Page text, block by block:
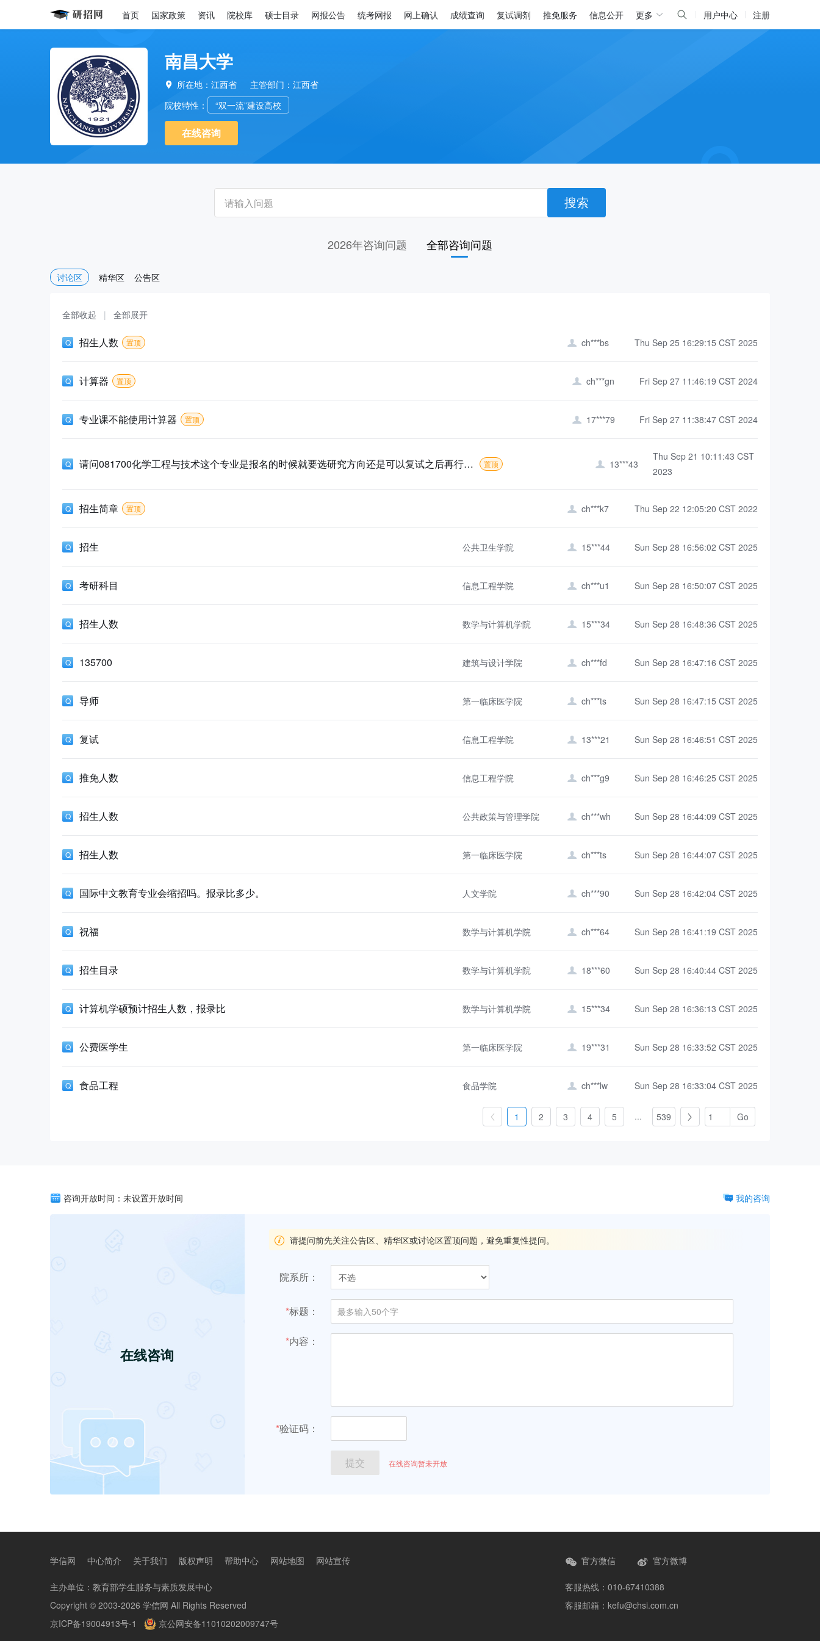
首页 国家政策 资讯 院校库 硕士目录 网报公告 统考网报 网上确认 成绩查询 复试调剂 推免服务 信息公开 更多 用户中心 注册
南昌大学
 所在地：江西省
主管部门：江西省
院校特性：
“双一流”建设高校
在线咨询
搜索
2026年咨询问题 全部咨询问题
讨论区 精华区 公告区
全部收起 | 全部展开
招生人数 置顶  ch***bs Thu Sep 25 16:29:15 CST 2025
计算器 置顶  ch***gn Fri Sep 27 11:46:19 CST 2024
专业课不能使用计算器 置顶  17***79 Fri Sep 27 11:38:47 CST 2024
请问081700化学工程与技术这个专业是报名的时候就要选研究方向还是可以复试之后再行确定？ 置顶  13***43
Thu Sep 21 10:11:43 CST
2023
招生简章 置顶  ch***k7 Thu Sep 22 12:05:20 CST 2022
招生 公共卫生学院  15***44 Sun Sep 28 16:56:02 CST 2025
考研科目 信息工程学院  ch***u1 Sun Sep 28 16:50:07 CST 2025
招生人数 数学与计算机学院  15***34 Sun Sep 28 16:48:36 CST 2025
135700 建筑与设计学院  ch***fd Sun Sep 28 16:47:16 CST 2025
导师 第一临床医学院  ch***ts Sun Sep 28 16:47:15 CST 2025
复试 信息工程学院  13***21 Sun Sep 28 16:46:51 CST 2025
推免人数 信息工程学院  ch***g9 Sun Sep 28 16:46:25 CST 2025
招生人数 公共政策与管理学院  ch***wh Sun Sep 28 16:44:09 CST 2025
招生人数 第一临床医学院  ch***ts Sun Sep 28 16:44:07 CST 2025
国际中文教育专业会缩招吗。报录比多少。 人文学院  ch***90 Sun Sep 28 16:42:04 CST 2025
祝福 数学与计算机学院  ch***64 Sun Sep 28 16:41:19 CST 2025
招生目录 数学与计算机学院  18***60 Sun Sep 28 16:40:44 CST 2025
计算机学硕预计招生人数，报录比 数学与计算机学院  15***34 Sun Sep 28 16:36:13 CST 2025
公费医学生 第一临床医学院  19***31 Sun Sep 28 16:33:52 CST 2025
食品工程 食品学院  ch***lw Sun Sep 28 16:33:04 CST 2025
 1 2 3 4 5 ... 539 
咨询开放时间：未设置开放时间 我的咨询
学信网 中心简介 关于我们 版权声明 帮助中心 网站地图 网站宣传
主办单位： 教育部学生服务与素质发展中心
Copyright © 2003-2026 学信网 All Rights Reserved
京ICP备19004913号-1
京公网安备11010202009747号
官方微信 官方微博
客服热线：010-67410388
客服邮箱：kefu@chsi.com.cn